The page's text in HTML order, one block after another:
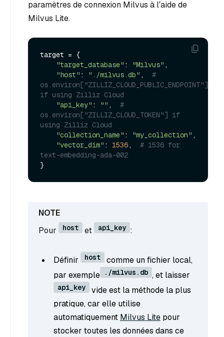
paramètres de connexion Milvus à l'aide de
Milvus Lite.
target = {
"target_database" : "Milvus" ,
"host" : "./milvus.db" , #
os.environ["ZILLIZ_CLOUD_PUBLIC_ENDPOINT"]
if using Zilliz Cloud
"api_key" : "" , #
os.environ["ZILLIZ_CLOUD_TOKEN"] if
using Zilliz Cloud
"collection_name" : "my_collection" ,
"vector_dim" : 1536, # 1536 for
text-embedding-ada-002
Pour host et api_key :
Définir host
comme un fichier local,
par exemple
./milvus.db , et laisser
api_key
vide est la méthode la plus
pratique, car elle utilise
automatiquement Milvus Lite pour
stocker toutes les données dans ce